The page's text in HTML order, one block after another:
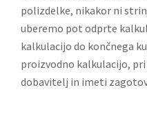
polizdelke, nikakor ni
uberemo pot odprte
kalkulacijo do končnega
proizvodno kalkulacijo,
dobavitelj in imeti